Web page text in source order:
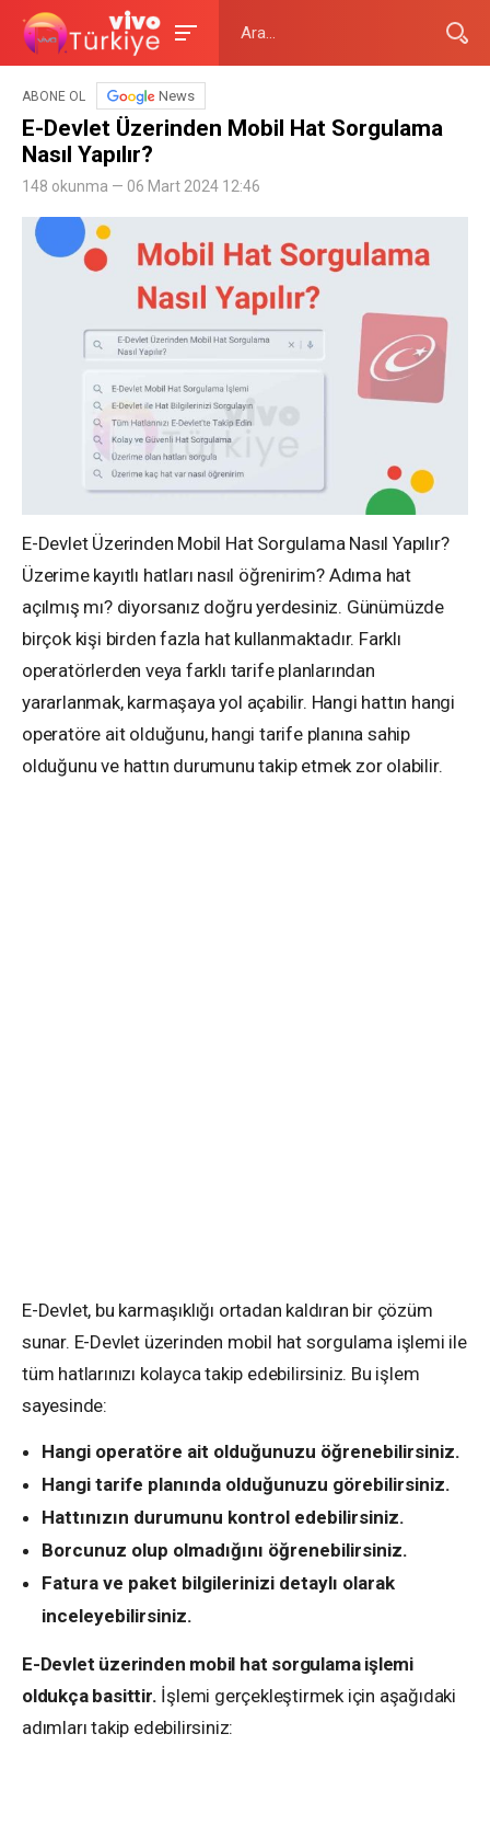
ABONE OL News
E-Devlet Üzerinden Mobil Hat Sorgulama
Nasıl Yapılır?
148 okunma — 06 Mart 2024 12:46
E-Devlet Üzerinden Mobil Hat Sorgulama Nasıl Yapılır?
Üzerime kayıtlı hatları nasıl öğrenirim? Adıma hat
açılmış mı? diyorsanız doğru yerdesiniz. Günümüzde
birçok kişi birden fazla hat kullanmaktadır. Farklı
operatörlerden veya farklı tarife planlarından
yararlanmak, karmaşaya yol açabilir. Hangi hattın hangi
operatöre ait olduğunu, hangi tarife planına sahip
olduğunu ve hattın durumunu takip etmek zor olabilir.
E-Devlet, bu karmaşıklığı ortadan kaldıran bir çözüm
sunar. E-Devlet üzerinden mobil hat sorgulama işlemi ile
tüm hatlarınızı kolayca takip edebilirsiniz. Bu işlem
sayesinde:
Hangi operatöre ait olduğunuzu öğrenebilirsiniz.
Hangi tarife planında olduğunuzu görebilirsiniz.
Hattınızın durumunu kontrol edebilirsiniz.
Borcunuz olup olmadığını öğrenebilirsiniz.
Fatura ve paket bilgilerinizi detaylı olarak
inceleyebilirsiniz.
E-Devlet üzerinden mobil hat sorgulama işlemi
oldukça basittir. İşlemi gerçekleştirmek için aşağıdaki
adımları takip edebilirsiniz: